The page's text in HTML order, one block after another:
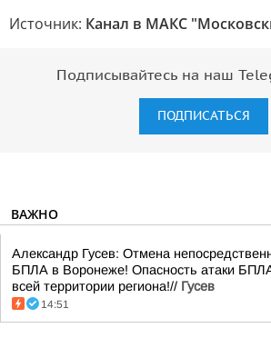
Источник: Канал в МАКС
Подписывайтесь на наш
ПОДПИСАТЬСЯ
ВАЖНО
Александр Гусев: Отмена
БПЛА в Воронеже! Опасность атаки
всей территории региона!// Гусев
14:51